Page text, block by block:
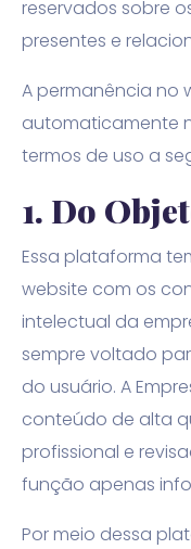
reservados sobre
presentes e
A permanência no
automaticamente
termos de uso a
1. Do
Essa plataforma
website com os
intelectual da
sempre voltado
do usuário. A
conteúdo de alta
profissional e
função apenas
Por meio dessa